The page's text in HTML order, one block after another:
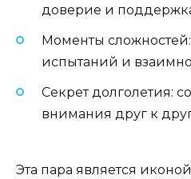
доверие и
Моменты
испытаний и
Секрет долголетия:
внимания друг к
Эта пара является